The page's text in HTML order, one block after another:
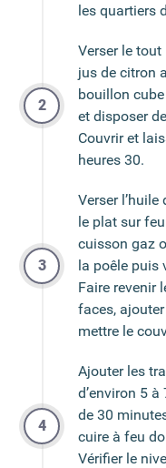
les quartiers
Verser le
jus de citron
bouillon
et disposer
Couvrir et
heures 30.
Verser
le plat sur
cuisson gaz
la poêle puis
Faire revenir
faces,
mettre le
Ajouter les
d’environ 5
de 30
cuire à feu
Vérifier le